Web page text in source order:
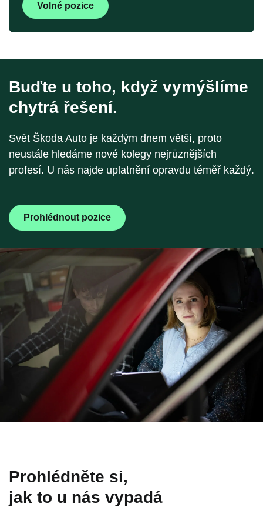
Volné pozice
Buďte u toho, když vymýšlíme
chytrá řešení.
Svět Škoda Auto je každým dnem větší, proto
neustále hledáme nové kolegy nejrůznějších
profesí. U nás najde uplatnění opravdu téměř každý.
Prohlédnout pozice
Prohlédněte si,
jak to u nás vypadá